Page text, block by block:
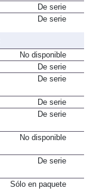
De serie
De serie
No disponible
De serie
De serie
De serie
De serie
No disponible
De serie
Sólo en paquete